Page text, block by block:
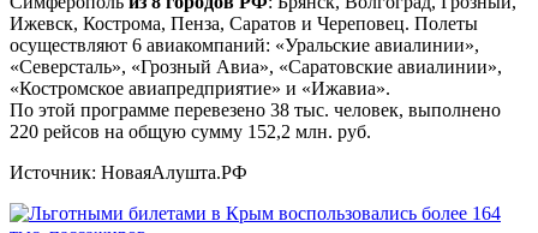
Ижевск, Кострома, Пенза, Саратов и Череповец. Полеты
осуществляют 6 авиакомпаний: «Уральские авиалинии»,
«Северсталь», «Грозный Авиа», «Саратовские авиалинии»,
«Костромское авиапредприятие» и «Ижавиа».
По этой программе перевезено 38 тыс. человек, выполнено
220 рейсов на общую сумму 152,2 млн. руб.
Источник: НоваяАлушта.РФ